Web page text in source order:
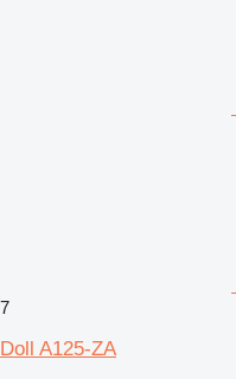
7
Doll A125-ZA